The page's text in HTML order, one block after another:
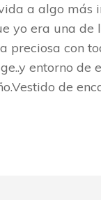
a algo más
yo era una
con
entorno de
de